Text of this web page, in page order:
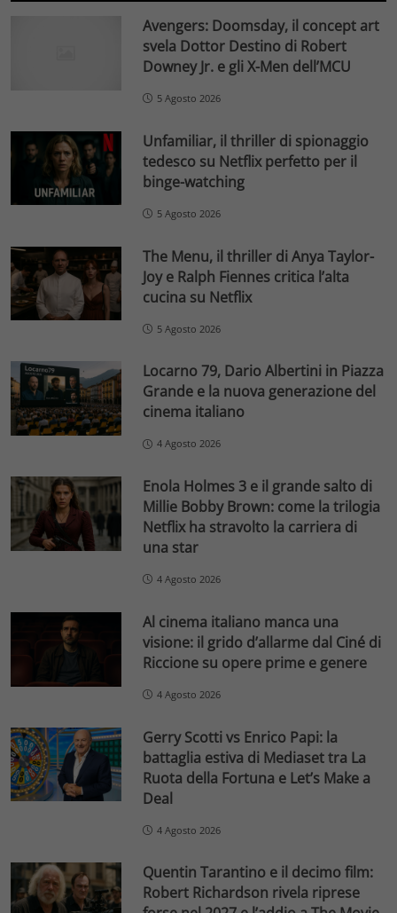
Avengers: Doomsday, il concept art
svela Dottor Destino di Robert
Downey Jr. e gli X-Men dell’MCU
5 Agosto 2026
Unfamiliar, il thriller di spionaggio
tedesco su Netflix perfetto per il
binge-watching
5 Agosto 2026
The Menu, il thriller di Anya Taylor-
Joy e Ralph Fiennes critica l’alta
cucina su Netflix
5 Agosto 2026
Locarno 79, Dario Albertini in Piazza
Grande e la nuova generazione del
cinema italiano
4 Agosto 2026
Enola Holmes 3 e il grande salto di
Millie Bobby Brown: come la trilogia
Netflix ha stravolto la carriera di
una star
4 Agosto 2026
Al cinema italiano manca una
visione: il grido d’allarme dal Ciné di
Riccione su opere prime e genere
4 Agosto 2026
Gerry Scotti vs Enrico Papi: la
battaglia estiva di Mediaset tra La
Ruota della Fortuna e Let’s Make a
Deal
4 Agosto 2026
Quentin Tarantino e il decimo film:
Robert Richardson rivela riprese